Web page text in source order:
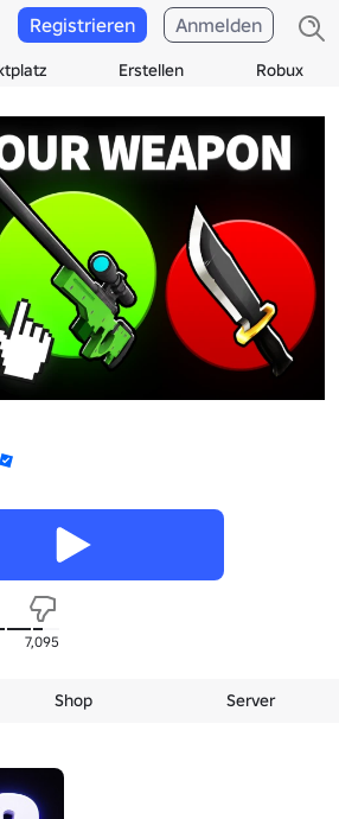
Erstellen Robux
Registrieren Anmelden
7,095
Shop Server